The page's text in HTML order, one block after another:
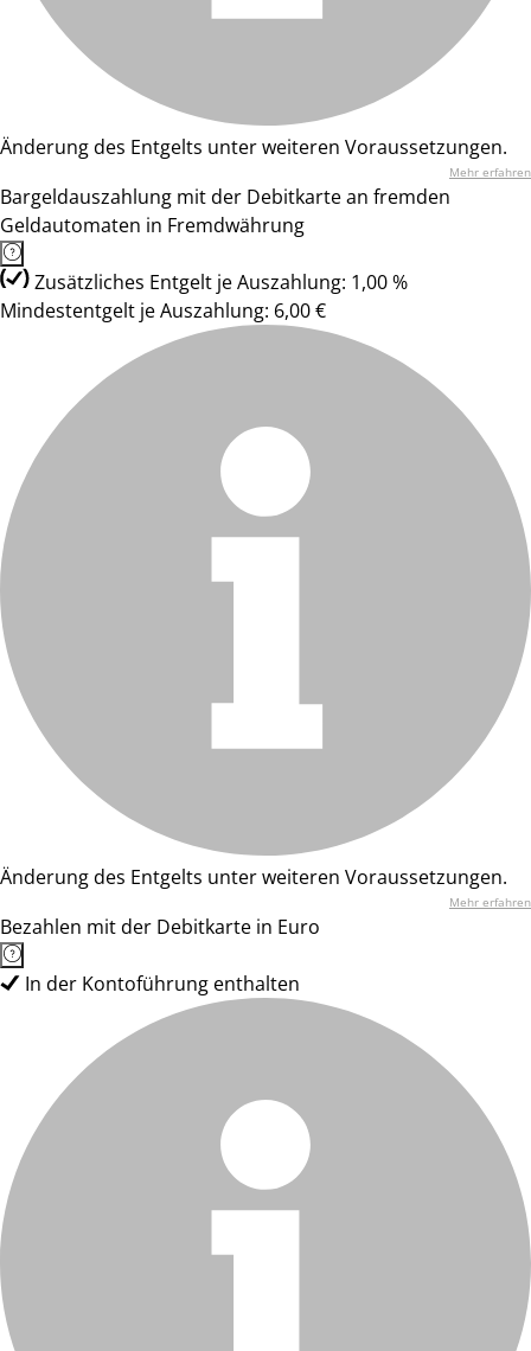
Änderung des Entgelts unter weiteren Voraussetzungen.
Mehr erfahren
Bargeldauszahlung mit der Debitkarte an fremden
Geldautomaten in Fremdwährung
Zusätzliches Entgelt je Auszahlung: 1,00 %
Mindestentgelt je Auszahlung: 6,00 €
Änderung des Entgelts unter weiteren Voraussetzungen.
Mehr erfahren
Bezahlen mit der Debitkarte in Euro
In der Kontoführung enthalten